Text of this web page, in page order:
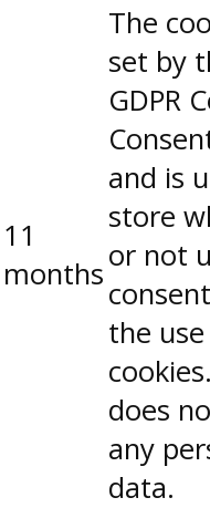
11
months
The
set by
GDPR
and is
store
or not
the
does
any
data.